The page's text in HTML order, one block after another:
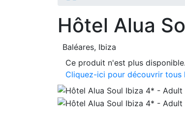
Hôtel Alua
Baléares, Ibiza
Ce produit n'est plus
Cliquez-ici pour découvrir tous